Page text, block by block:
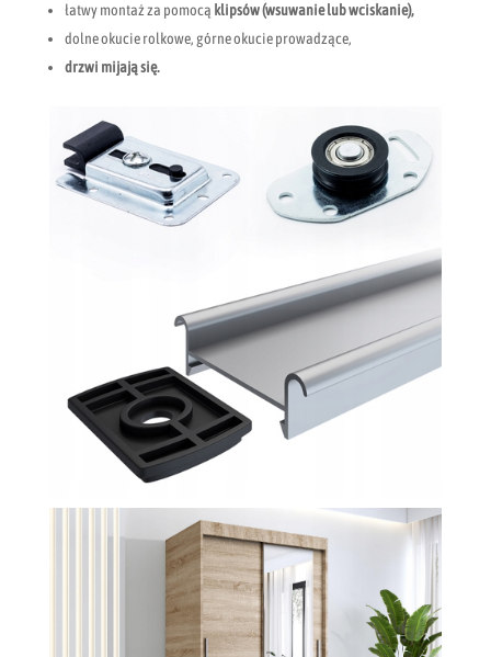
łatwy montaż za pomocą klipsów (wsuwanie lub wciskanie),
dolne okucie rolkowe, górne okucie prowadzące,
drzwi mijają się.